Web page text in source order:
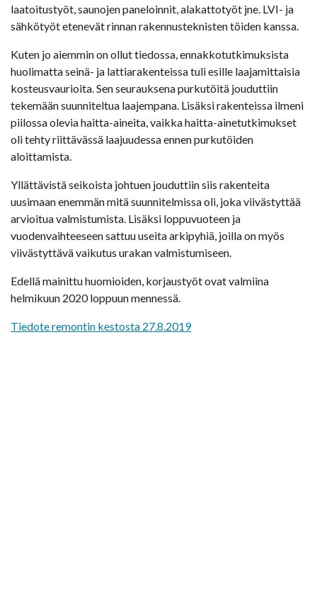
laatoitustyöt, saunojen paneloinnit, alakattotyöt jne. LVI- ja
sähkötyöt etenevät rinnan rakennusteknisten töiden kanssa.
Kuten jo aiemmin on ollut tiedossa, ennakkotutkimuksista
huolimatta seinä- ja lattiarakenteissa tuli esille laajamittaisia
kosteusvaurioita. Sen seurauksena purkutöitä jouduttiin
tekemään suunniteltua laajempana. Lisäksi rakenteissa ilmeni
piilossa olevia haitta-aineita, vaikka haitta-ainetutkimukset
oli tehty riittävässä laajuudessa ennen purkutöiden
aloittamista.
Yllättävistä seikoista johtuen jouduttiin siis rakenteita
uusimaan enemmän mitä suunnitelmissa oli, joka viivästyttää
arvioitua valmistumista. Lisäksi loppuvuoteen ja
vuodenvaihteeseen sattuu useita arkipyhiä, joilla on myös
viivästyttävä vaikutus urakan valmistumiseen.
Edellä mainittu huomioiden, korjaustyöt ovat valmiina
helmikuun 2020 loppuun mennessä.
Tiedote remontin kestosta 27.8.2019